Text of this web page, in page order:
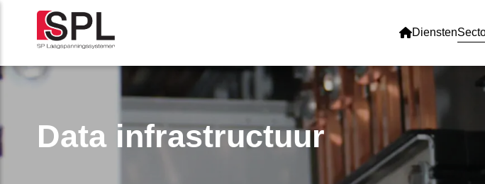
Diensten
Data infrastructuur